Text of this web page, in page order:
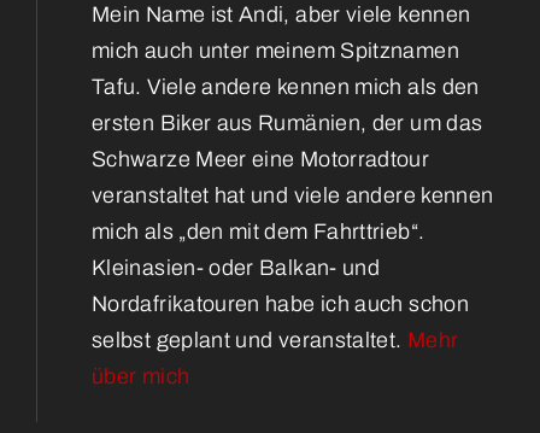
Mein Name ist Andi, aber viele kennen
mich auch unter meinem Spitznamen
Tafu. Viele andere kennen mich als den
ersten Biker aus Rumänien, der um das
Schwarze Meer eine Motorradtour
veranstaltet hat und viele andere kennen
mich als „den mit dem Fahrttrieb“.
Kleinasien- oder Balkan- und
Nordafrikatouren habe ich auch schon
selbst geplant und veranstaltet. Mehr
über mich